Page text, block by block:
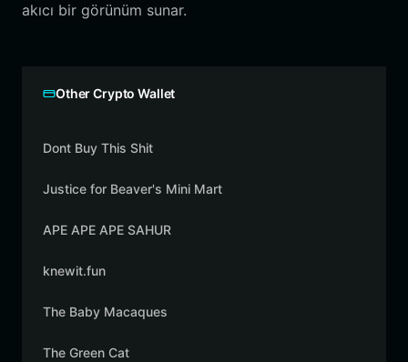
akıcı bir görünüm sunar.
Other Crypto Wallet
Dont Buy This Shit
Justice for Beaver's Mini Mart
APE APE APE SAHUR
knewit.fun
The Baby Macaques
The Green Cat